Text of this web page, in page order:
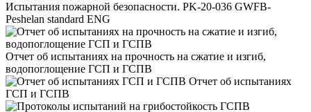
Испытания пожарной безопасности. PK-20-036 GWFB-
Peshelan standard ENG
Отчет об испытаниях на прочность на сжатие и изгиб,
водопоглощение ГСП и ГСПВ
Отчет об испытаниях
ГСП и ГСПВ